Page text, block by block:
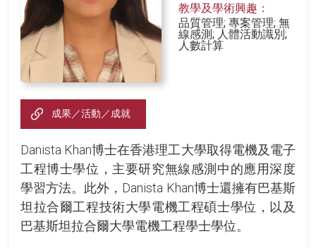
教學及學術興趣：
品質管理; 專案管理; 無
線感測; 人體活動識別;
人數計算
成果／活動／成就
Danista Khan博士在香港理工大學取得電機及電子
工程博士學位，主要研究無線感測中的應用深度
學習方法。此外，Danista Khan博士還擁有巴基斯
坦拉合爾工程技術大學電機工程碩士學位，以及
巴基斯坦拉合爾大學電機工程學士學位。